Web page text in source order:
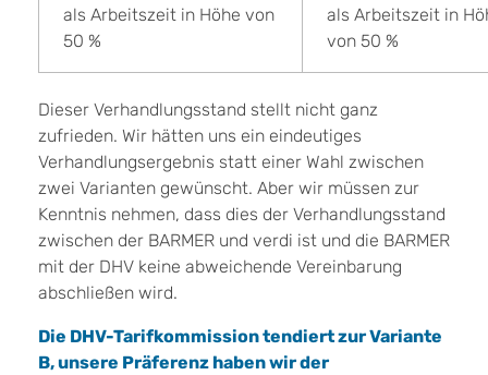
als Arbeitszeit in Höhe von
50 %
als Arbeitszeit in
von 50 %
Dieser Verhandlungsstand stellt nicht ganz
zufrieden. Wir hätten uns ein eindeutiges
Verhandlungsergebnis statt einer Wahl zwischen
zwei Varianten gewünscht. Aber wir müssen zur
Kenntnis nehmen, dass dies der Verhandlungsstand
zwischen der BARMER und verdi ist und die BARMER
mit der DHV keine abweichende Vereinbarung
abschließen wird.
Die DHV-Tarifkommission tendiert zur Variante
B, unsere Präferenz haben wir der